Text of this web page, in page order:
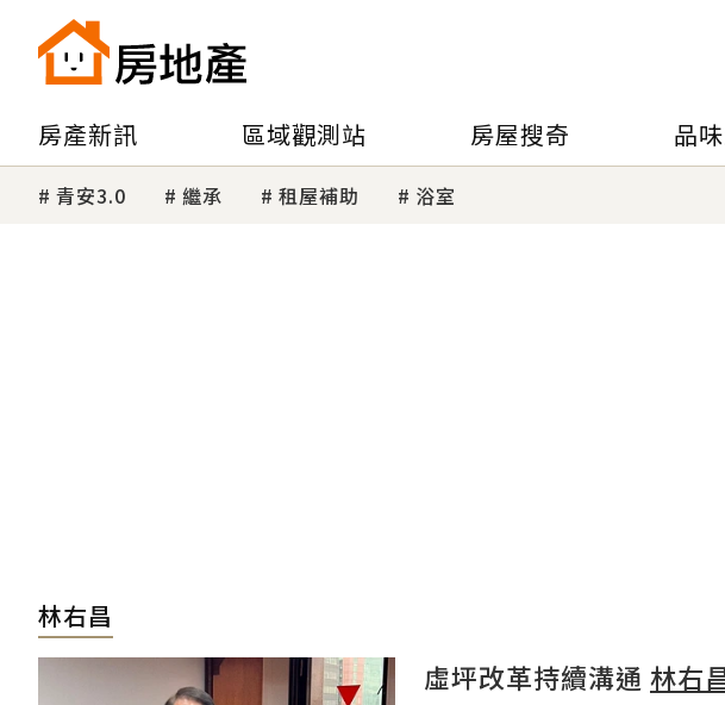
房產新訊 區域觀測站 房屋搜奇 品
青安3.0 繼承 租屋補助 浴室
林右昌
虛坪改革持續溝通 林右